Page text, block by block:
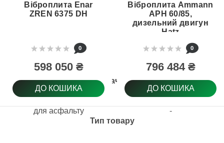
Призначення
Тип товару
Віброплита Enar
ZREN 6375 DH
0
598 050 ₴
ДО КОШИКА
для асфальту
Віброплита Ammann
APH 60/85,
дизельний двигун
Hatz
0
796 484 ₴
ДО КОШИКА
-